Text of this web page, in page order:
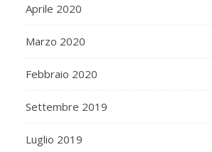
Aprile 2020
Marzo 2020
Febbraio 2020
Settembre 2019
Luglio 2019